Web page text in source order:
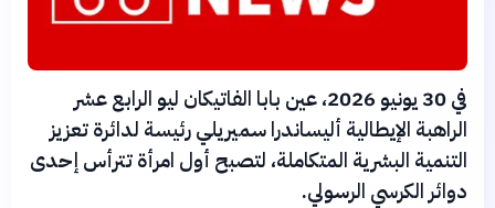
في 30 يونيو 2026، عين بابا الفاتيكان ليو الرابع عشر
الراهبة الإيطالية أليساندرا سميريلي رئيسة لدائرة تعزيز
التنمية البشرية المتكاملة، لتصبح أول امرأة تترأس إحدى
دوائر الكرسي الرسولي.